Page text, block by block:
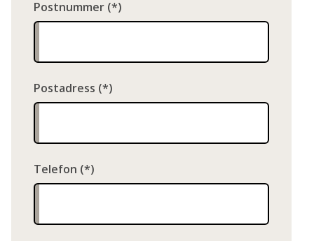
Postnummer
Postadress
Telefon